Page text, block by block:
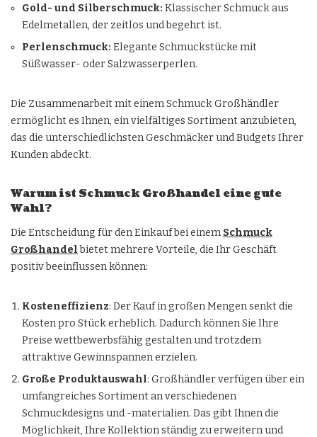
Gold- und Silberschmuck: Klassischer Schmuck aus
Edelmetallen, der zeitlos und begehrt ist.
Perlenschmuck: Elegante Schmuckstücke mit
Süßwasser- oder Salzwasserperlen.
Die Zusammenarbeit mit einem Schmuck Großhändler
ermöglicht es Ihnen, ein vielfältiges Sortiment anzubieten,
das die unterschiedlichsten Geschmäcker und Budgets Ihrer
Kunden abdeckt.
Warum ist Schmuck Großhandel eine gute
Wahl?
Die Entscheidung für den Einkauf bei einem Schmuck
Großhandelbietet mehrere Vorteile, die Ihr Geschäft
positiv beeinflussen können:
Kosteneffizienz: Der Kauf in großen Mengen senkt die
Kosten pro Stück erheblich. Dadurch können Sie Ihre
Preise wettbewerbsfähig gestalten und trotzdem
attraktive Gewinnspannen erzielen.
Große Produktauswahl: Großhändler verfügen über ein
umfangreiches Sortiment an verschiedenen
Schmuckdesigns und -materialien. Das gibt Ihnen die
Möglichkeit, Ihre Kollektion ständig zu erweitern und